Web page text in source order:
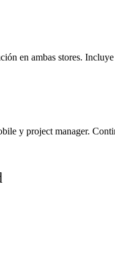
en ambas stores.
y project manager.